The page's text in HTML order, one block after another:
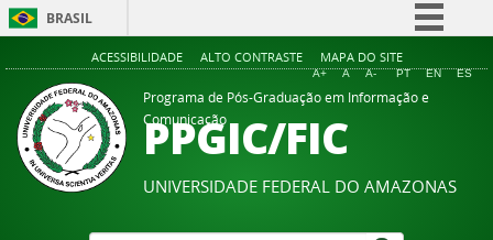
BRASIL
Simplifique!
Comunica BR
Participe
Acesso à informação
Legislação
Canais
ACESSIBILIDADE ALTO CONTRASTE MAPA DO SITE
A+ A A- PT EN ES
Programa de Pós-Graduação em Informação e
Comunicação
PPGIC/FIC
UNIVERSIDADE FEDERAL DO AMAZONAS